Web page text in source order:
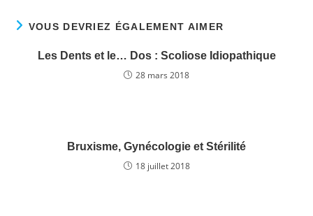
e
b
o
er l e
dI
n
g
er
VOUS DEVRIEZ ÉGALEMENT AIMER
Les Dents et le… Dos : Scoliose Idiopathique
28 mars 2018
Bruxisme, Gynécologie et Stérilité
18 juillet 2018